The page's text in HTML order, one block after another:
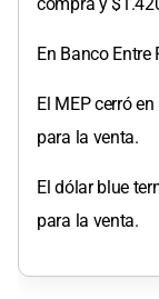
En Banco
El MEP cerró
para la venta.
El dólar blue
para la venta.